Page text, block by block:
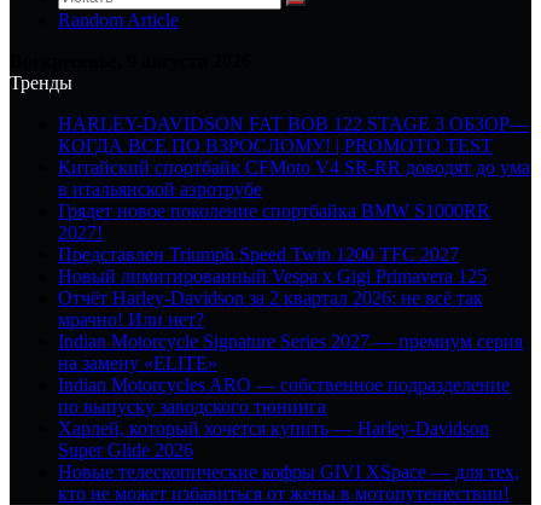
Random Article
Тренды
HARLEY-DAVIDSON FAT BOB 122 STAGE 3 ОБЗОР—
КОГДА ВСЕ ПО ВЗРОСЛОМУ! | PROMOTO TEST
Китайский спортбайк CFMoto V4 SR-RR доводят до ума
в итальянской аэротрубе
Грядет новое поколение спортбайка BMW S1000RR
2027!
Представлен Triumph Speed Twin 1200 TFC 2027
Новый лимитированный Vespa x Gigi Primavera 125
Отчёт Harley-Davidson за 2 квартал 2026: не всё так
мрачно! Или нет?
Indian Motorcycle Signature Series 2027 — премиум серия
на замену «ELITE»
Indian Motorcycles ARO — собственное подразделение
по выпуску заводского тюнинга
Харлей, который хочется купить — Harley-Davidson
Super Glide 2026
Новые телескопические кофры GIVI XSpace — для тех,
кто не может избавиться от жены в мотопутешествии!